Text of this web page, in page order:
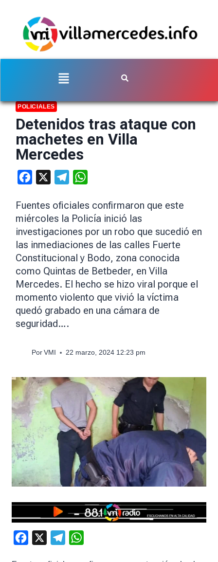
POLICIALES
Detenidos tras ataque con
machetes en Villa
Mercedes
Facebook Telegram
Fuentes oficiales confirmaron que este
miércoles la Policía inició las
investigaciones por un robo que sucedió en
las inmediaciones de las calles Fuerte
Constitucional y Bodo, zona conocida
como Quintas de Betbeder, en Villa
Mercedes. El hecho se hizo viral porque el
momento violento que vivió la víctima
quedó grabado en una cámara de
seguridad….
Por VMI 22 marzo, 2024 12:23 pm